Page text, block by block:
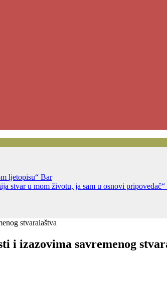
ljetopisu“ Bar
stvar u mom životu, ja sam u osnovi pripovedač“
stvaralaštva
i izazovima savremenog